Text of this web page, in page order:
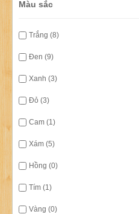
Màu sắc
Trắng (8)
Đen (9)
Xanh (3)
Đỏ (3)
Cam (1)
Xám (5)
Hồng (0)
Tím (1)
Vàng (0)